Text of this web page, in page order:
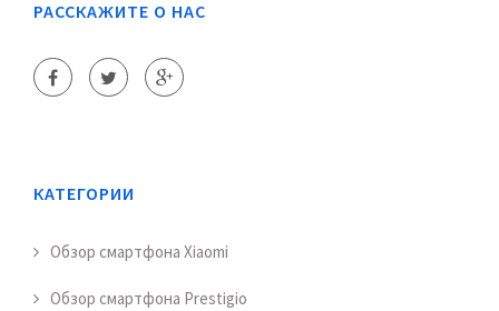
РАССКАЖИТЕ О НАС
КАТЕГОРИИ
Обзор смартфона Xiaomi
Обзор смартфона Prestigio